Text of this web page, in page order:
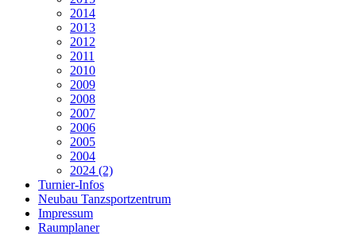
2014
2013
2012
2011
2010
2009
2008
2007
2006
2005
2004
2024 (2)
Turnier-Infos
Neubau Tanzsportzentrum
Impressum
Raumplaner